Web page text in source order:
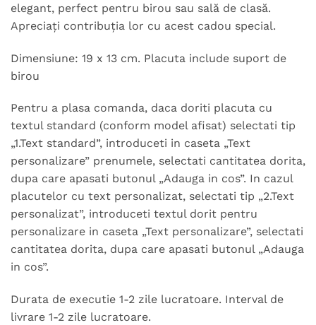
elegant, perfect pentru birou sau sală de clasă.
Apreciați contribuția lor cu acest cadou special.
Dimensiune: 19 x 13 cm. Placuta include suport de
birou
Pentru a plasa comanda, daca doriti placuta cu
textul standard (conform model afisat) selectati tip
„1.Text standard”, introduceti in caseta „Text
personalizare” prenumele, selectati cantitatea dorita,
dupa care apasati butonul „Adauga in cos”. In cazul
placutelor cu text personalizat, selectati tip „2.Text
personalizat”, introduceti textul dorit pentru
personalizare in caseta „Text personalizare”, selectati
cantitatea dorita, dupa care apasati butonul „Adauga
in cos”.
Durata de executie 1-2 zile lucratoare. Interval de
livrare 1-2 zile lucratoare.